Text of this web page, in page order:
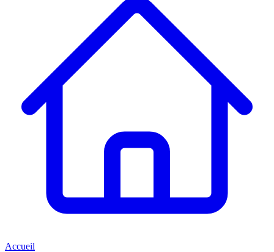
Accueil